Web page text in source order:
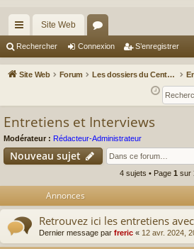
cc
ès
Site Web
or
u
Rechercher Connexion S’enregistrer
Site Web Forum Les dossiers du Centaur Club : L'univers de Blake et Mortimer
Entretiens et Interviews
Modérateur : Rédacteur-Administrateur
Nouveau sujet
4 sujets • Page 1 sur
Annonces
Retrouvez ici les entretiens
Dernier message par freric « 12 avr. 2024,